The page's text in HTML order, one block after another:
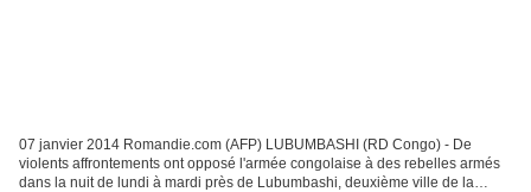
07 janvier 2014 Romandie.com (AFP) LUBUMBASHI (RD Congo) - De
violents affrontements ont opposé l'armée congolaise à des rebelles armés
dans la nuit de lundi à mardi près de Lubumbashi, deuxième ville de la